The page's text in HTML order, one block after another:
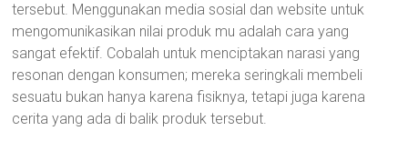
tersebut. Menggunakan media sosial dan website untuk
mengomunikasikan nilai produk mu adalah cara yang
sangat efektif. Cobalah untuk menciptakan narasi yang
resonan dengan konsumen; mereka seringkali membeli
sesuatu bukan hanya karena fisiknya, tetapi juga karena
cerita yang ada di balik produk tersebut.